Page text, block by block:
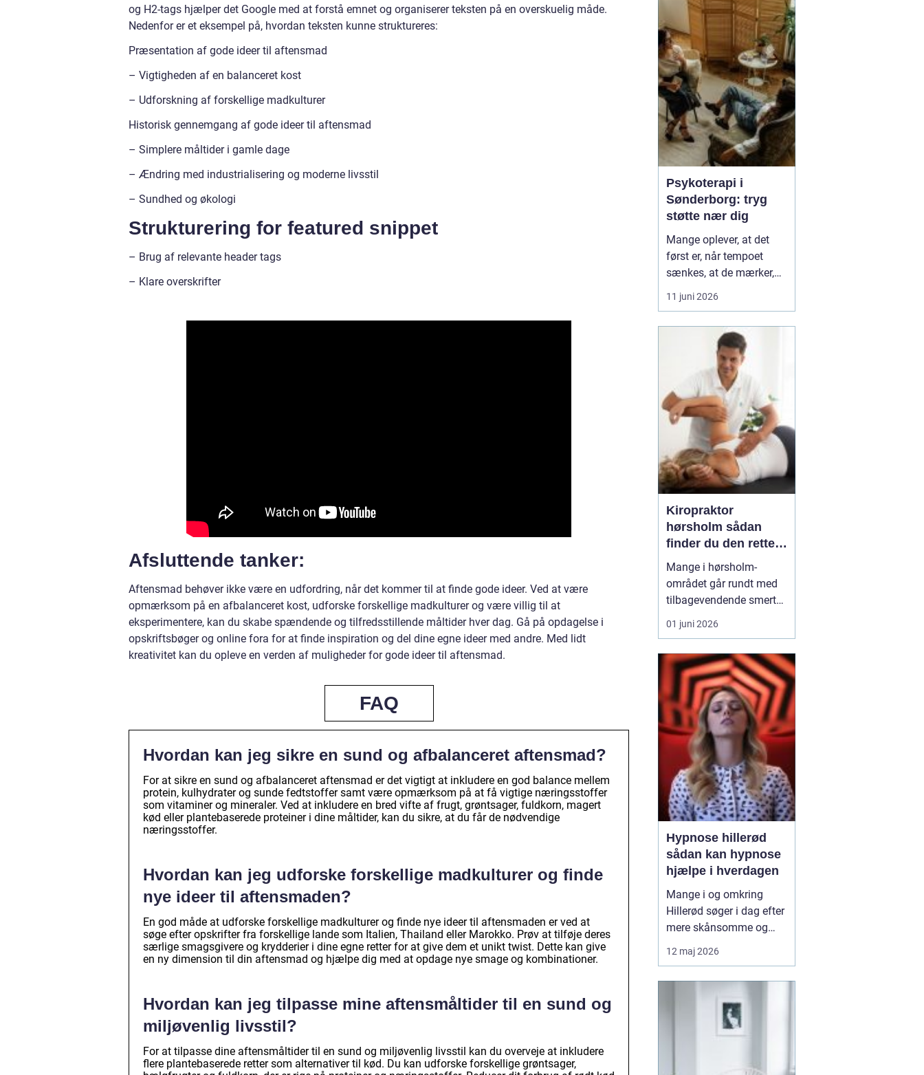
og H2-tags hjælper det Google med at forstå emnet og organiserer teksten på en overskuelig måde.
Nedenfor er et eksempel på, hvordan teksten kunne struktureres:
Præsentation af gode ideer til aftensmad
– Vigtigheden af en balanceret kost
– Udforskning af forskellige madkulturer
Historisk gennemgang af gode ideer til aftensmad
– Simplere måltider i gamle dage
– Ændring med industrialisering og moderne livsstil
– Sundhed og økologi
Strukturering for featured snippet
– Brug af relevante header tags
– Klare overskrifter
Afsluttende tanker:
Aftensmad behøver ikke være en udfordring, når det kommer til at finde gode ideer. Ved at være
opmærksom på en afbalanceret kost, udforske forskellige madkulturer og være villig til at
eksperimentere, kan du skabe spændende og tilfredsstillende måltider hver dag. Gå på opdagelse i
opskriftsbøger og online fora for at finde inspiration og del dine egne ideer med andre. Med lidt
kreativitet kan du opleve en verden af muligheder for gode ideer til aftensmad.
FAQ
Hvordan kan jeg sikre en sund og afbalanceret aftensmad?
For at sikre en sund og afbalanceret aftensmad er det vigtigt at inkludere en god balance mellem
protein, kulhydrater og sunde fedtstoffer samt være opmærksom på at få vigtige næringsstoffer
som vitaminer og mineraler. Ved at inkludere en bred vifte af frugt, grøntsager, fuldkorn, magert
kød eller plantebaserede proteiner i dine måltider, kan du sikre, at du får de nødvendige
næringsstoffer.
Hvordan kan jeg udforske forskellige madkulturer og finde
nye ideer til aftensmaden?
En god måde at udforske forskellige madkulturer og finde nye ideer til aftensmaden er ved at
søge efter opskrifter fra forskellige lande som Italien, Thailand eller Marokko. Prøv at tilføje deres
særlige smagsgivere og krydderier i dine egne retter for at give dem et unikt twist. Dette kan give
en ny dimension til din aftensmad og hjælpe dig med at opdage nye smage og kombinationer.
Hvordan kan jeg tilpasse mine aftensmåltider til en sund og
miljøvenlig livsstil?
For at tilpasse dine aftensmåltider til en sund og miljøvenlig livsstil kan du overveje at inkludere
flere plantebaserede retter som alternativer til kød. Du kan udforske forskellige grøntsager,
grænseoverskridende
hændelser. Andre
mærker mest en stille
indre utilfredshed og
tankemylder, der aldrig
holde...
Psykoterapi i
Sønderborg: tryg
støtte nær dig
Mange oplever, at det
først er, når tempoet
sænkes, at de mærker,
hvor pressede de faktisk
er. Hverdagen kører
familie og praktiske
opgaver, og langsomt
forsvinder kontakten til
egen krop og behov....
11 juni 2026
Kiropraktor
hørsholm sådan
finder du den rette
behandling i
nordsjælland
Mange i hørsholm-
området går rundt med
tilbagevendende smerter
i ryg, nakke eller hoved
uden at få den rigtige
arbejder målrettet med
kroppens led og muskler
og kan ofte lindre
smerter, forbedre
bevægeligheden og
forebygge nye p...
01 juni 2026
Hypnose hillerød
sådan kan hypnose
hjælpe i hverdagen
Mange i og omkring
Hillerød søger i dag efter
mere skånsomme og
målrettede måder at få
det bedre på. Her skiller
kombinerer ro, fokus og
dyb mental foran...
12 maj 2026